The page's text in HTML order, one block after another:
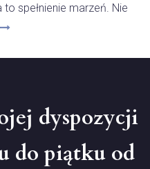
spełnienie marzeń. Nie
dyspozycji
do piątku od